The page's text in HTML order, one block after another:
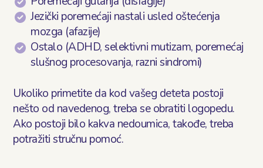
Jezički poremećaji nastali usled oštećenja
mozga (afazije)
Ostalo (ADHD, selektivni mutizam, poremećaj
slušnog procesovanja, razni sindromi)
Ukoliko primetite da kod vašeg deteta postoji
nešto od navedenog, treba se obratiti logopedu.
Ako postoji bilo kakva nedoumica, takođe, treba
potražiti stručnu pomoć.